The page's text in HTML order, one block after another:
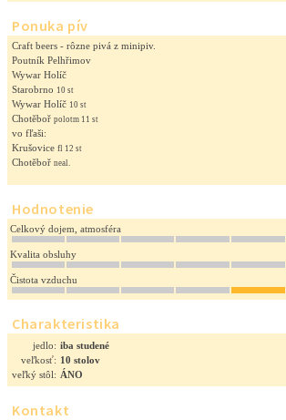
Ponuka pív
Craft beers - rôzne pivá z minipiv.
Poutník Pelhřimov
Wywar Holíč
Starobrno 10 st
Wywar Holíč 10 st
Chotěboř polotm 11 st
vo fľaši:
Krušovice fl 12 st
Chotěboř neal.
Hodnotenie
Celkový dojem, atmosféra
Kvalita obsluhy
Čistota vzduchu
Charakteristika
jedlo: iba studené
veľkosť: 10 stolov
veľký stôl: ÁNO
Kontakt